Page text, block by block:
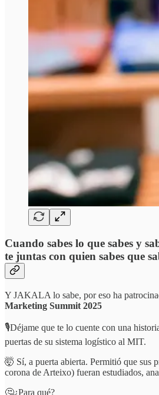
Cuando sabes lo que sabes y
te juntas con quien sabes que
Y JAKALA lo sabe, por eso ha
Marketing Summit 2025
🎙️Déjame que te lo cuente con una
puertas de su sistema logístico al MIT.
🤯 Sí, a puerta abierta. Permitió que sus
corona de Arteixo) fueran estudiados,
🤔¿Para qué?